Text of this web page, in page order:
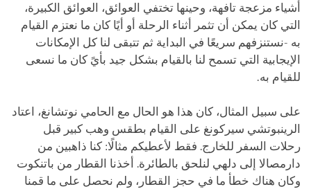
أشياء مزعجة تافهة، وحينها تختفي العوائق، العوائق الكبيرة،
التي كان يمكن أن تثمر أثناء الرحلة أو أيًا كان ما نعتزم القيام
به -نستنزفهم سريعًا في البداية ثم تتبقى لنا كل الإمكانات
الإيجابية التي تسمح لنا بالقيام بشكل جيد بأيً كان ما نسعى
للقيام به.
على سبيل المثال، كان هذا هو الحال مع الحامي نوتشانغ، اعتاد
الرينبوتشي سيركونغ على القيام بطقس وهب كبير قبل
رحلات السفر للخارج. فقط لأعطيكم مثالًا: كنا ذاهبين من
دارمصالا إلى دلهي لنلحق بالطائرة. أخذنا القطار من باتنكوت
وكان هناك خطأ ما في حجز القطار، ولم نحصل على ما قمنا